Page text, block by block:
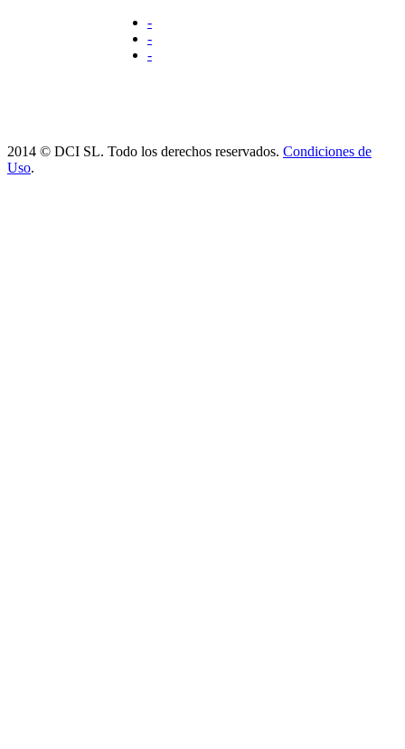
-
-
-
2014 © DCI SL. Todo los derechos reservados. Condiciones de
Uso.